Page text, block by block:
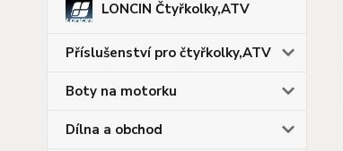
LONCIN Čtyřkolky,ATV
Příslušenství pro čtyřkolky,ATV
Boty na motorku
Dílna a obchod